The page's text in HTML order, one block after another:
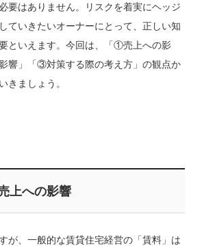
要はありません。リスクを着実にヘッジ
ていきたいオーナーにとって、正しい知
といえます。今回は、「①売上への影
響」「③対策する際の考え方」の観点か
きましょう。
上への影響
が、一般的な賃貸住宅経営の「賃料」は